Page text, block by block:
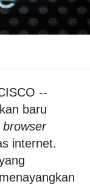
--
baru
browser
internet.